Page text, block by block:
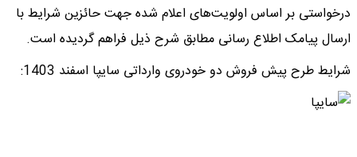
درخواستی بر اساس اولویت‌های اعلام شده جهت حائزین شرایط با
ارسال پیامک اطلاع رسانی مطابق شرح ذیل فراهم گردیده است.
شرایط طرح پیش فروش دو خودروی وارداتی سایپا اسفند 1403: